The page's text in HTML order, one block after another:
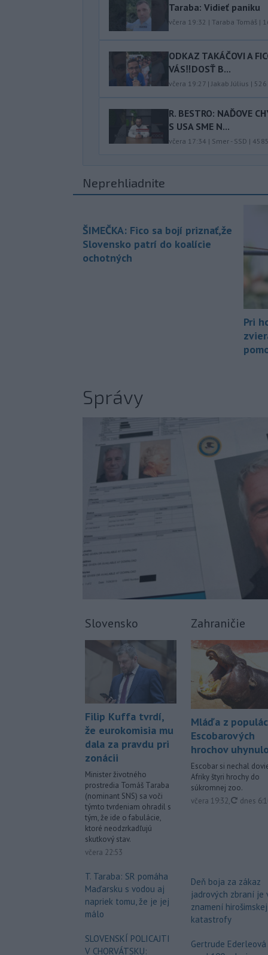
Taraba: Vidieť paniku
včera 19:32 | Taraba Tomáš |
ODKAZ TAKÁČOVI A
VÁS‼️DOSŤ B...
včera 19:27 | Jakab Július | 526
R. BESTRO: NAĎOVE
S USA SME N...
včera 17:34 | Smer - SSD | 4585
Neprehliadnite
ŠIMEČKA: Fico sa bojí priznať,že
Slovensko patrí do koalície
ochotných
Pri
Správy
Slovensko
Filip Kuffa tvrdí,
že eurokomisia mu
dala za pravdu pri
zonácii
Minister životného
prostredia Tomáš Taraba
(nominant SNS) sa voči
týmto tvrdeniam ohradil s
tým, že ide o fabulácie,
ktoré neodzrkadľujú
skutkový stav.
včera 22:53
T. Taraba: SR pomáha
Maďarsku s vodou aj
napriek tomu, že je jej
málo
SLOVENSKÍ POLICAJTI
V CHORVÁTSKU:
Zahraničie
Mláďa z
Escobarových
hrochov
Escobar si nechal
Afriky štyri hrochy do
súkromnej zoo.
včera 19:32, dnes
Deň boja za zákaz
jadrových zbraní je
znamení hirošimskej
katastrofy
Gertrude Ederleová